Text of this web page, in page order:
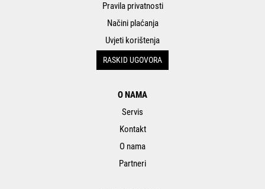
Pravila privatnosti
Načini plaćanja
Uvjeti korištenja
RASKID UGOVORA
O NAMA
Servis
Kontakt
O nama
Partneri